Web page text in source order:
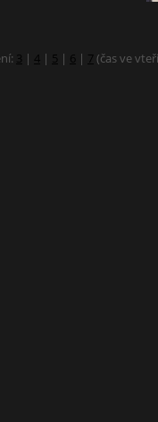
3 | 4 | 5 | 6 | 7 (čas ve